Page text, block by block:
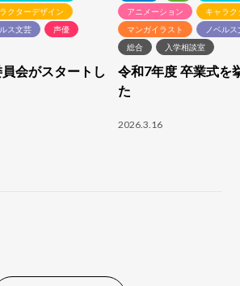
クターデザイン
ス文芸
声優
会がスタートし
アニメーション
キャラ
マンガイラスト
ノベル
総合
入学相談室
令和7年度 卒業式を
た
2026.3.16